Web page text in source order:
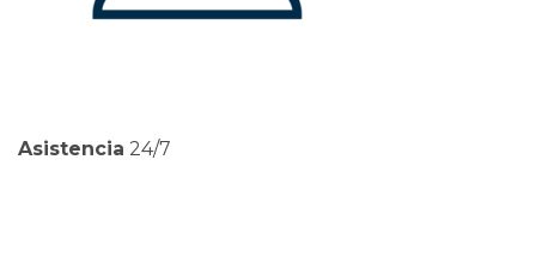
Asistencia 24/7